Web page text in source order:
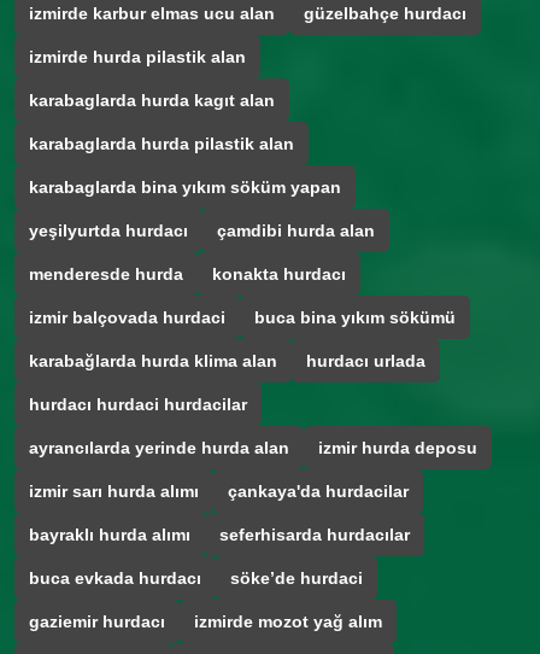
izmirde karbur elmas ucu alan güzelbahçe hurdacı
izmirde hurda pilastik alan
karabaglarda hurda kagıt alan
karabaglarda hurda pilastik alan
karabaglarda bina yıkım söküm yapan
yeşilyurtda hurdacı çamdibi hurda alan
menderesde hurda konakta hurdacı
izmir balçovada hurdaci buca bina yıkım sökümü
karabağlarda hurda klima alan hurdacı urlada
hurdacı hurdaci hurdacilar
ayrancılarda yerinde hurda alan izmir hurda deposu
izmir sarı hurda alımı çankaya'da hurdacilar
bayraklı hurda alımı seferhisarda hurdacılar
buca evkada hurdacı söke’de hurdaci
gaziemir hurdacı izmirde mozot yağ alım